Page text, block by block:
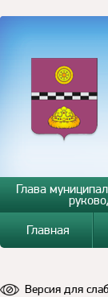
Глава
Главная
Версия для